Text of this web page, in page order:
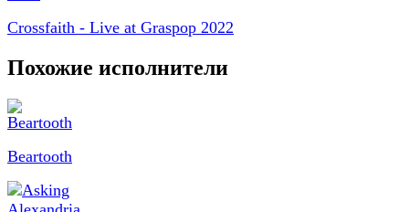
Crossfaith - Live at Graspop 2022
Похожие исполнители
Beartooth